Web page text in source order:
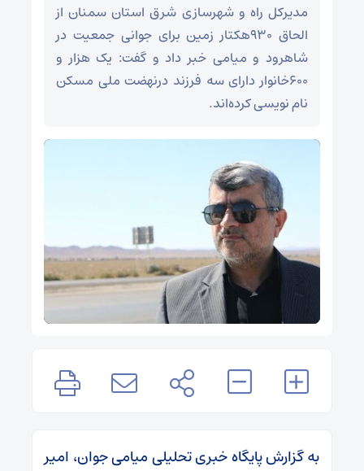
مدیرکل راه و شهرسازی شرق استان سمنان از
الحاق ۹۳۰هکتار زمین برای جوانی جمعیت در
شاهرود و میامی خبر داد و گفت: یک هزار و
۶۰۰خانوار دارای سه فرزند درنهضت ملی مسکن
نام نویسی کرده‌اند.
به گزارش پایگاه خبری تحلیلی میامی جوان، امیر